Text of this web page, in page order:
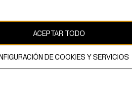
web está protegido por copyright y es
ACEPTAR TODO
DE COOKIES Y SERVICIOS